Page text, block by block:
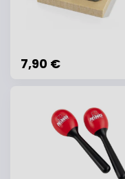
7,90 €